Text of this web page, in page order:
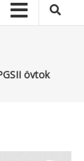
övtok